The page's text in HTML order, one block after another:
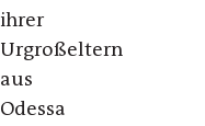
ihrer
Urgroßeltern
aus
Odessa